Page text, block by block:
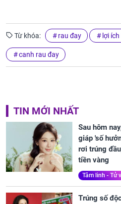
Từ khóa: rau đay lợi
canh rau đay
TIN MỚI NHẤT
Sau hôm
giáp 'số
rơi trúng
tiền vàng
Tâm linh - Tử
Trúng số